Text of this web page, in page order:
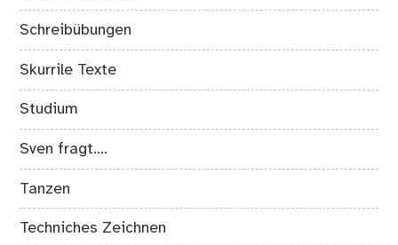
Schreibübungen
Skurrile Texte
Studium
Sven fragt….
Tanzen
Techniches Zeichnen